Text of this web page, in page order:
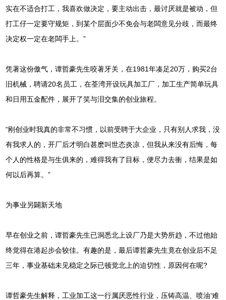
实在不适合打工，我喜欢做决定，要主动出击，最讨厌就是被动，但
打工仔一定要守规矩，到某个层面少不免会与老闆意见分歧，而最终
决定权一定在老闆手上。”
凭著这份傲气，谭哲豪先生咬著牙关，在1981年凑足20万，购买2台
旧机械，聘请20名员工，在荃湾开设玩具加工厂，加工生产简单玩具
和日用五金配件，展开了笑与泪交集的创业旅程。
“刚创业时我真的非常不习惯，以前受聘于大企业，只有别人求我，没
有我求人的，开厂后才明白甚麽叫世态炎凉，但我从来没有后悔，每
个人的性格是与生俱来的，难得我有了目标，便尽力去衝，结果是如
何以后再算。”
为事业另闢新天地
早在创业之前，谭哲豪先生已洞悉北上设厂乃是大势所趋，不过他始
终觉得在港起步会较佳。有趣的是，最后谭哲豪先生竟在创业后不足
三年，事业基础未见稳定之际已顿觉北上的迫切性，原因何在呢?
谭哲豪先生解释，工业加工这一行属厌恶性行业，压铸高温、喷油‘难